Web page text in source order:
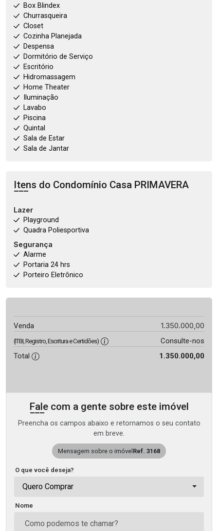
Box Blindex
Churrasqueira
Closet
Cozinha Planejada
Despensa
Dormitório de Serviço
Escritório
Hidromassagem
Home Theater
Iluminação
Lavabo
Piscina
Quintal
Sala de Estar
Sala de Jantar
Itens do Condomínio Casa PRIMAVERA
Lazer
Playground
Quadra Poliesportiva
Segurança
Alarme
Portaria 24 hrs
Porteiro Eletrônico
Venda 1.350.000,00
(ITBI, Registro, Escritura e Certidões)
Consulte-nos
Total
1.350.000,00
Fale com a gente sobre este imóvel
Preencha os campos abaixo e retornamos o seu contato
em breve.
Mensagem sobre o imóvel Ref. 3168
O que você deseja?
Quero Comprar
Nome